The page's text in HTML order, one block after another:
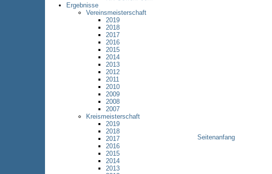
Ergebnisse
Vereinsmeisterschaft
2019
2018
2017
2016
2015
2014
2013
2012
2011
2010
2009
2008
2007
Kreismeisterschaft
2019
2018
2017
2016
2015
2014
2013
Seitenanfang